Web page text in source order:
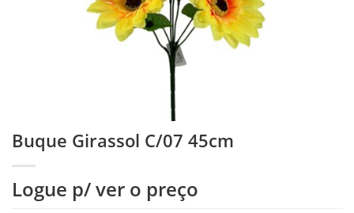
Buque Girassol C/07 45cm
Logue p/ ver o preço